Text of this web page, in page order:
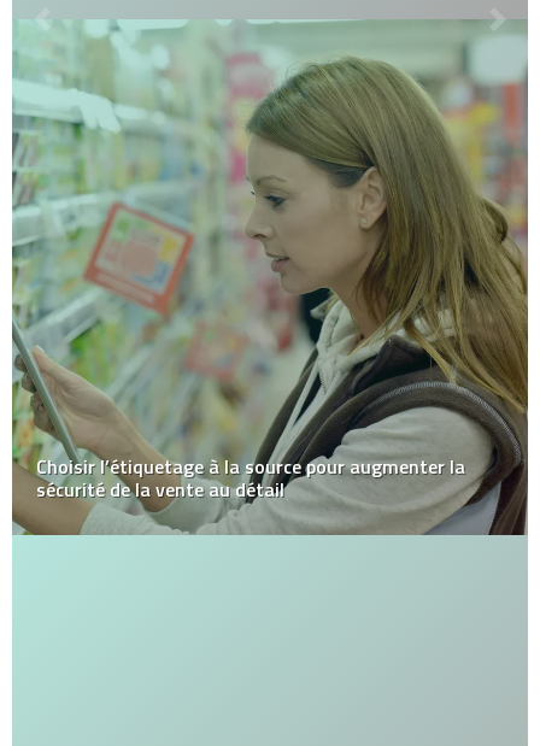
Choisir l’étiquetage à la source pour augmenter la
sécurité de la vente au détail